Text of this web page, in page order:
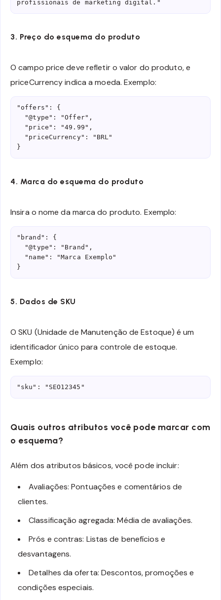
profissionais de marketing digital."
3. Preço do esquema do produto
O campo price deve refletir o valor do produto, e
priceCurrency indica a moeda. Exemplo:
"offers": {
}
4. Marca do esquema do produto
Insira o nome da marca do produto. Exemplo:
"brand": {
}
5. Dados de SKU
O SKU (Unidade de Manutenção de Estoque) é um
identificador único para controle de estoque.
Exemplo:
"sku": "SEO12345"
Quais outros atributos você pode marcar com
o esquema?
Além dos atributos básicos, você pode incluir:
Avaliações: Pontuações e comentários de
clientes.
Classificação agregada: Média de avaliações.
Prós e contras: Listas de benefícios e
desvantagens.
Detalhes da oferta: Descontos, promoções e
condições especiais.